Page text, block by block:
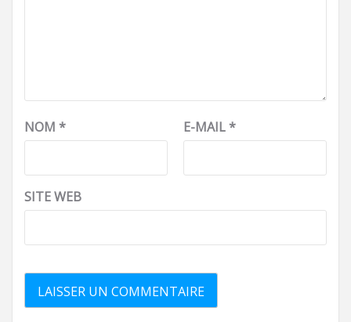
NOM * E-MAIL*
SITE WEB